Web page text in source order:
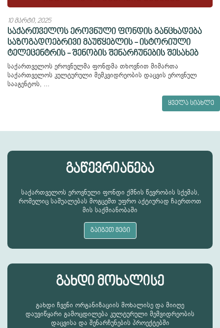
10 მარტი, 2025
საქართველოს ეროვნული ფონდის განცხადება
საზოგადოებრივი მაუწყებლის - ისტორიული
ტელეცენტრის - შენობის შენარჩუნების შესახებ
საქართველოს ეროვნულმა ფონდმა თხოვნით მიმართა
საქართველოს კულტურული მემკვიდრეობის დაცვის ეროვნულ
სააგენტოს, ...
ყველა სიახლე
გაწევრიანება
საქართველოს ეროვნული ფონდი ქმნის წევრობის სქემას,
რომელიც საშუალებას მოგცემთ უფრო აქტიურად ჩაერთოთ
მის საქმიანობაში
გაიგეთ მეტი
გახდი მოხალისე
გახდი ჩვენი ორგანიზაციის მოხალისე და მიიღე
დაუვიწყარი გამოცდილება კულტურული მემვიდრეობის
დაცვისა და შენარჩუნების პროექტებში